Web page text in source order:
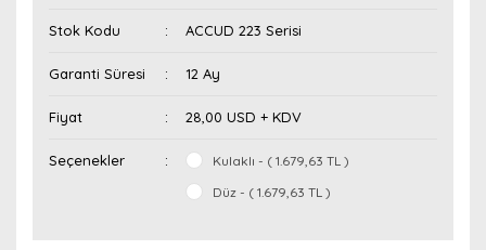
Stok Kodu ACCUD 223 Serisi
Garanti Süresi 12 Ay
Fiyat 28,00 USD + KDV
Seçenekler
Kulaklı - ( 1.679,63 TL )
Düz - ( 1.679,63 TL )